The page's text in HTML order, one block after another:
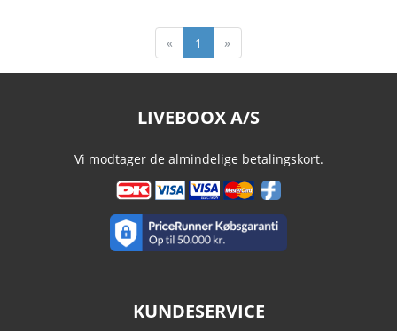
« 1 »
LIVEBOOX A/S
Vi modtager de almindelige betalingskort.
KUNDESERVICE